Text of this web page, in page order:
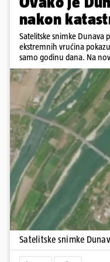
nakon
Satelitske snimke Dunava
ekstremnih vrućina
samo godinu dana. Na
veći pješčani sprudovi i
povijesno niskim
toka, od Njemačke i
Rumunjske i Bugarske.
zabilježio satelit Sentinel-
Copernicus.
Satelitske snimke